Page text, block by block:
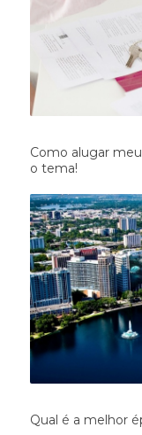
Como alugar
o tema!
Qual é a melhor